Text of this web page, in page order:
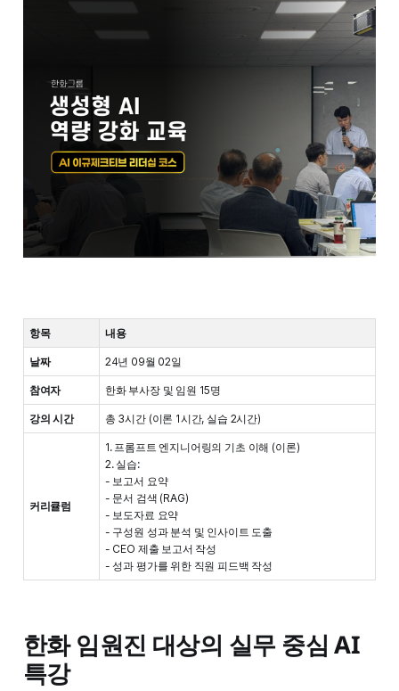
항목 내용
날짜 24년 09월 02일
참여자 한화 부사장 및 임원 15명
강의 시간 총 3시간 (이론 1시간, 실습 2시간)
커리큘럼
1. 프롬프트 엔지니어링의 기초 이해 (이론)
2. 실습:
- 보고서 요약
- 문서 검색 (RAG)
- 보도자료 요약
- 구성원 성과 분석 및 인사이트 도출
- CEO 제출 보고서 작성
- 성과 평가를 위한 직원 피드백 작성
한화 임원진 대상의 실무 중심 AI
특강